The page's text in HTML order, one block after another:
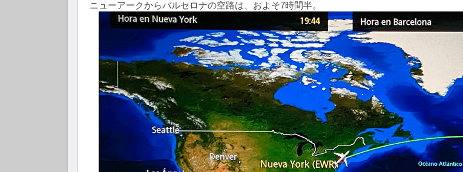
ニューアークからバルセロナの空路は、およそ7時間半。